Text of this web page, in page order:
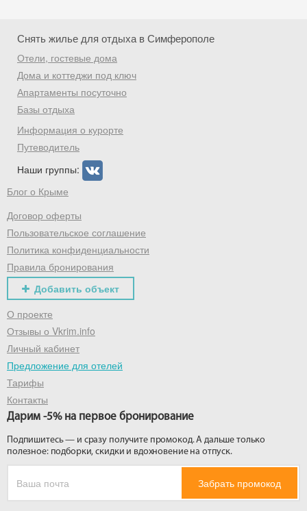
Снять жилье для отдыха в Симферополе
Отели, гостевые дома
Дома и коттеджи под ключ
Апартаменты посуточно
Базы отдыха
Информация о курорте
Путеводитель
Наши группы:
Блог о Крыме
Договор оферты
Пользовательское соглашение
Политика конфиденциальности
Правила бронирования
Добавить объект
О проекте
Отзывы о Vkrim.info
Личный кабинет
Предложение для отелей
Тарифы
Контакты
Дарим -5% на первое бронирование
Подпишитесь — и сразу получите промокод. А дальше только
полезное: подборки, скидки и вдохновение на отпуск.
Забрать промокод